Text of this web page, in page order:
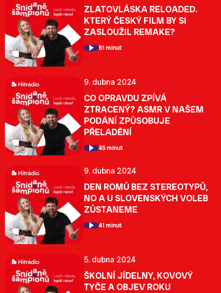
ZLATOVLÁSKA RELOADED.
KTERÝ ČESKÝ FILM BY SI
ZASLOUŽIL REMAKE?
51 minut
9. dubna 2024
CO OPRAVDU ZPÍVÁ
ZTRACENÝ? ASMR V NAŠEM
PODÁNÍ ZPŮSOBUJE
PŘELADĚNÍ
45 minut
9. dubna 2024
DEN ROMŮ BEZ STEREOTYPŮ,
NO A U SLOVENSKÝCH VOLEB
ZŮSTANEME
41 minut
5. dubna 2024
ŠKOLNÍ JÍDELNY, KOVOVÝ
TYČE A OBJEV ROKU